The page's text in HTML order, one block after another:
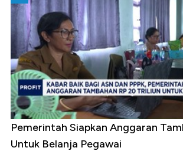
Pemerintah Siapkan Anggaran
Untuk Belanja Pegawai